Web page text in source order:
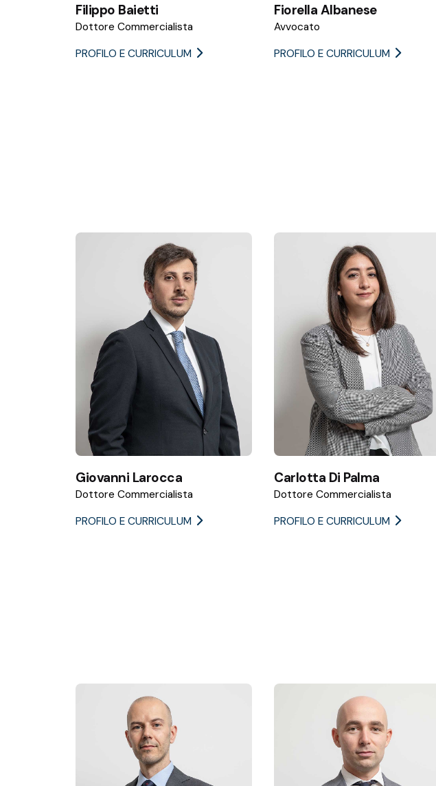
Filippo Baietti
Dottore Commercialista
PROFILO E CURRICULUM
Fiorella Albanese
Avvocato
PROFILO E CURRICULUM
Giovanni Larocca
Dottore Commercialista
PROFILO E CURRICULUM
Carlotta Di Palma
Dottore Commercialista
PROFILO E CURRICULUM